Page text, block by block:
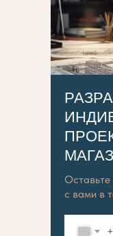
Оставьте
с вами в